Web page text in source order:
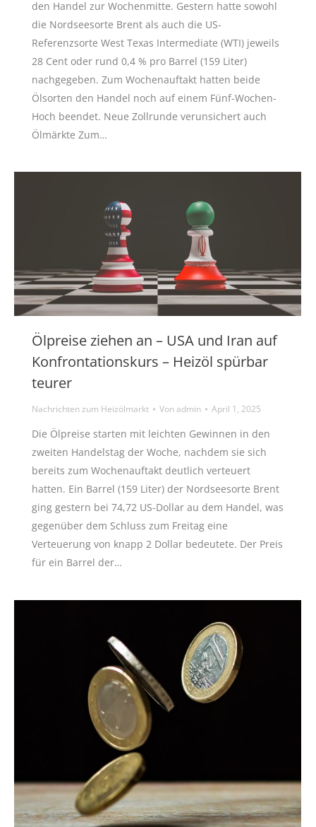
den Handel zur Wochenmitte. Gestern hatte sowohl
die Nordseesorte Brent als auch die US-
Referenzsorte West Texas Intermediate (WTI) jeweils
28 Cent oder rund 0,4 % pro Barrel (159 Liter)
nachgegeben. Zum Wochenauftakt hatten beide
Ölsorten den Handel noch auf einem Fünf-Wochen-
Hoch beendet. Neue Zollrunde verunsichert auch
Ölmärkte Zum…
Ölpreise ziehen an – USA und Iran auf
Konfrontationskurs – Heizöl spürbar
teurer
Nachrichten zum Heizölmarkt Vonadmin April 1, 2025
Die Ölpreise starten mit leichten Gewinnen in den
zweiten Handelstag der Woche, nachdem sie sich
bereits zum Wochenauftakt deutlich verteuert
hatten. Ein Barrel (159 Liter) der Nordseesorte Brent
ging gestern bei 74,72 US-Dollar au dem Handel, was
gegenüber dem Schluss zum Freitag eine
Verteuerung von knapp 2 Dollar bedeutete. Der Preis
für ein Barrel der…